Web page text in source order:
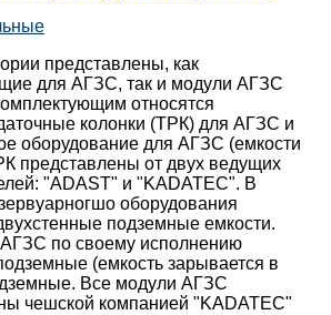
представлены, как
для АГЗС, так и модули АГЗС
относятся
колонки (ТРК) для АГЗС и
оборудование для АГЗС (емкости
представлены от двух ведущих
"ADAST" и "KADATEC". В
оборудования
подземные емкости.
по своему исполнению
(емкость зарывается в
Все модули АГЗС
чешской компанией "KADATEC"